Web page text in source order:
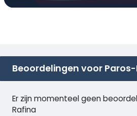
Beoordelingen voor
Er zijn momenteel geen
Rafina